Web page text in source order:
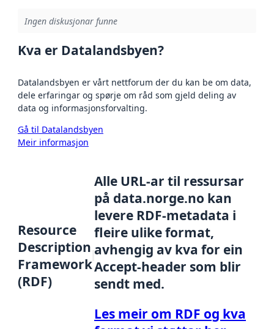
Ingen diskusjonar funne
Kva er Datalandsbyen?
Datalandsbyen er vårt nettforum der du kan be om data,
dele erfaringar og spørje om råd som gjeld deling av
data og informasjonsforvalting.
Gå til Datalandsbyen
Meir informasjon
Resource
Description
Framework
(RDF)
Alle URL-ar til ressursar
på data.norge.no kan
levere RDF-metadata i
fleire ulike format,
avhengig av kva for ein
Accept-header som blir
sendt med.
Les meir om RDF og kva